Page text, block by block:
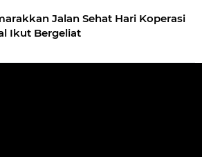
Jalan Sehat Hari Koperasi
Ikut Bergeliat